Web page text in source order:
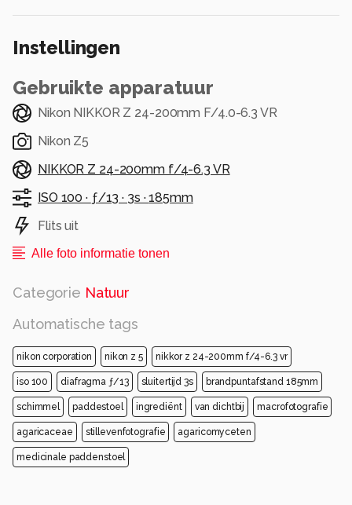
Instellingen
Gebruikte apparatuur
Nikon NIKKOR Z 24-200mm F/4.0-6.3 VR
Nikon Z5
NIKKOR Z 24-200mm f/4-6.3 VR
ISO 100 · ƒ/13 · 3s ·185mm
Flits uit
Alle foto informatie tonen
Categorie Natuur
Automatische tags
nikon corporation nikon z 5 nikkor z 24-200mm f/4-6.3 vr
iso 100 diafragma ƒ/13 sluitertijd 3s brandpuntafstand 185mm
schimmel paddestoel ingrediënt van dichtbij macrofotografie
agaricaceae stillevenfotografie agaricomyceten
medicinale paddenstoel